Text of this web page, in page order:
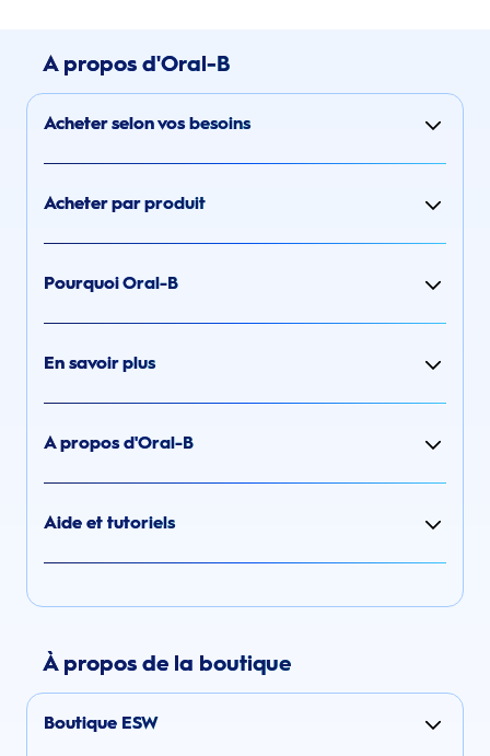
A propos d'Oral-B
Acheter selon vos besoins
Acheter par produit
Pourquoi Oral-B
En savoir plus
A propos d'Oral-B
Aide et tutoriels
À propos de la boutique
Boutique ESW